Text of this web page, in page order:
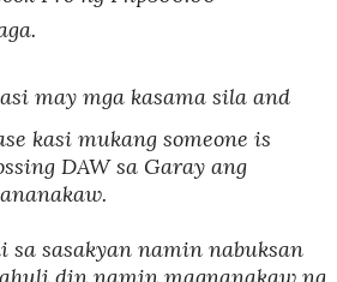
may mga kasama sila and
kasi mukang someone is
DAW sa Garay ang
sasakyan namin nabuksan